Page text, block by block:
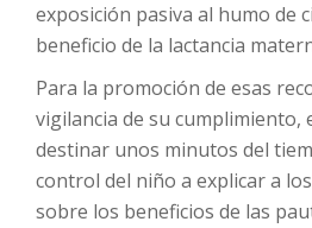
exposición pasiva al humo de
beneficio de la lactancia
Para la promoción de esas
vigilancia de su cumplimiento,
destinar unos minutos del
control del niño a explicar a
sobre los beneficios de las